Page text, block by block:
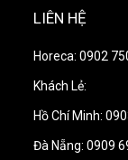
phù hợp cho
tác linh hoạt
LIÊN HỆ
Horeca: 0902
Khách Lẻ:
Hồ Chí Minh:
Đà Nẵng: 0909